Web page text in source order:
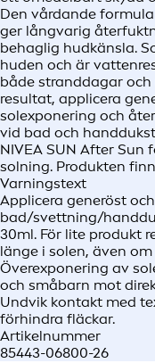
Den vårdande
ger långvarig
behaglig hudkänsla.
huden och är
både stranddagar
resultat, applicera
solexponering och
vid bad och
NIVEA SUN After
solning. Produkten
Varningstext
Applicera generöst
bad/svettning/
30ml. För lite produkt
länge i solen, även
Överexponering av
och småbarn mot
Undvik kontakt med
förhindra fläckar.
Artikelnummer
85443-06800-26